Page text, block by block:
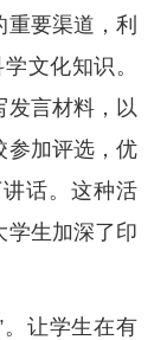
要渠道，利
文化知识。
发言材料，以
参加评选，优
话。这种活
学生加深了印
。让学生在有